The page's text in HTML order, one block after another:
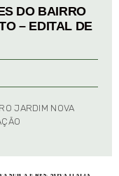
DO BAIRRO
– EDITAL DE
JARDIM NOVA